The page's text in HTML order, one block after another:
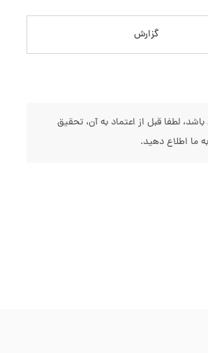
گزارش
لطفا قبل از اعتماد به آن، تحقیق
ما اطلاع دهید.